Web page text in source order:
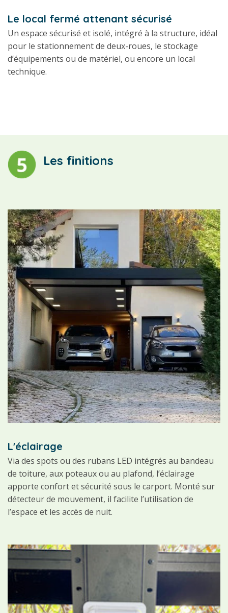
Le local fermé attenant sécurisé
Un espace sécurisé et isolé, intégré à la structure, idéal
pour le stationnement de deux-roues, le stockage
d’équipements ou de matériel, ou encore un local
technique.
Les finitions
L'éclairage
Via des spots ou des rubans LED intégrés au bandeau
de toiture, aux poteaux ou au plafond, l’éclairage
apporte confort et sécurité sous le carport. Monté sur
détecteur de mouvement, il facilite l’utilisation de
l’espace et les accès de nuit.